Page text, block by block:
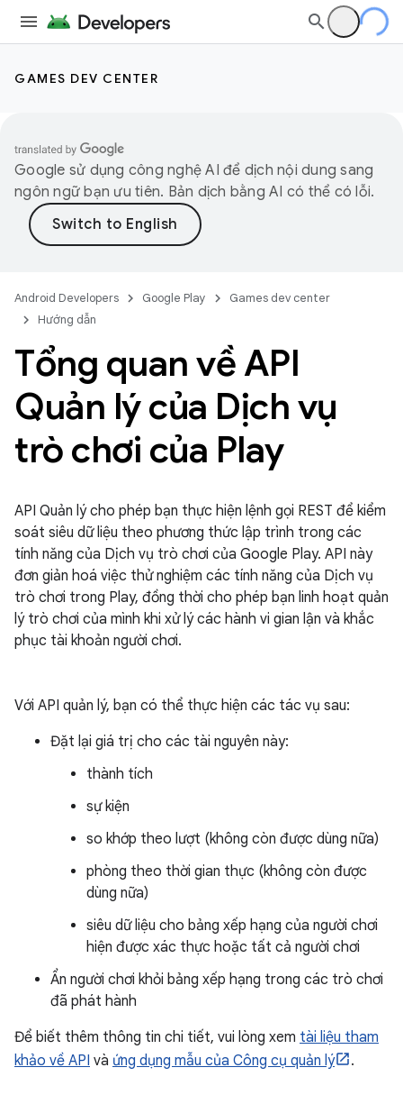
GAMES DEV CENTER
Google sử dụng công nghệ AI để dịch nội dung sang
ngôn ngữ bạn ưu tiên. Bản dịch bằng AI có thể có lỗi.
Android Developers Google Play
Games dev center
Hướng dẫn
Tổng quan về API
Quản lý của Dịch vụ
trò chơi của Play
API Quản lý cho phép bạn thực hiện lệnh gọi REST để kiểm
soát siêu dữ liệu theo phương thức lập trình trong các
tính năng của Dịch vụ trò chơi của Google Play. API này
đơn giản hoá việc thử nghiệm các tính năng của Dịch vụ
trò chơi trong Play, đồng thời cho phép bạn linh hoạt quản
lý trò chơi của mình khi xử lý các hành vi gian lận và khắc
phục tài khoản người chơi.
Với API quản lý, bạn có thể thực hiện các tác vụ sau:
Đặt lại giá trị cho các tài nguyên này:
thành tích
sự kiện
so khớp theo lượt (không còn được dùng nữa)
phòng theo thời gian thực (không còn được
dùng nữa)
siêu dữ liệu cho bảng xếp hạng của người chơi
hiện được xác thực hoặc tất cả người chơi
Ẩn người chơi khỏi bảng xếp hạng trong các trò chơi
đã phát hành
Để biết thêm thông tin chi tiết, vui lòng xem tài liệu tham
khảo về API và ứng dụng mẫu của Công cụ quản lý .